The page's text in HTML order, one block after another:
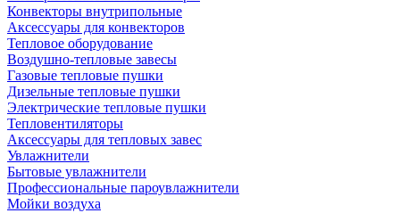
Конвекторы внутрипольные
Аксессуары для конвекторов
Тепловое оборудование
Воздушно-тепловые завесы
Газовые тепловые пушки
Дизельные тепловые пушки
Электрические тепловые пушки
Тепловентиляторы
Аксессуары для тепловых завес
Увлажнители
Бытовые увлажнители
Профессиональные пароувлажнители
Мойки воздуха